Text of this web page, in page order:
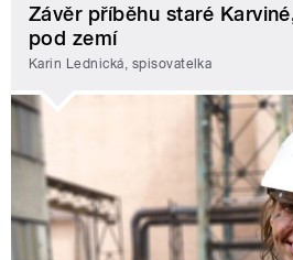
Závěr příběhu staré
pod zemí
Karin Lednická, spisovatelka